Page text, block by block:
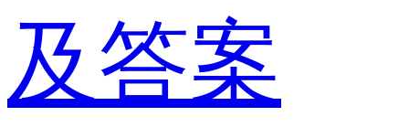
及答案